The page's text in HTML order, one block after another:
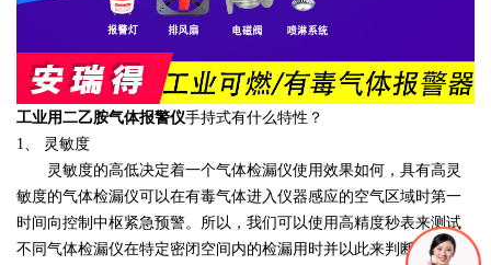
工业用二乙胺气体报警仪手持式有什么特性？
1、 灵敏度
灵敏度的高低决定着一个气体检漏仪使用效果如何，具有高灵
敏度的气体检漏仪可以在有毒气体进入仪器感应的空气区域时第一
时间向控制中枢紧急预警。所以，我们可以使用高精度秒表来测试
不同气体检漏仪在特定密闭空间内的检漏用时并以此来判断气体检